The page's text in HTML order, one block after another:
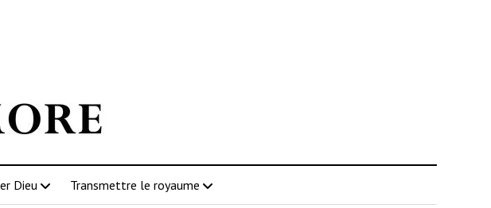
Dieu Transmettre le royaume